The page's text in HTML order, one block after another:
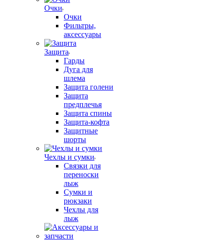
Очки
Очки
Фильтры,
аксессуары
Защита
Гарды
Дуга для
шлема
Защита голени
Защита
предплечья
Защита спины
Защита-кофта
Защитные
шорты
Чехлы и сумки
Связки для
переноски
лыж
Сумки и
рюкзаки
Чехлы для
лыж